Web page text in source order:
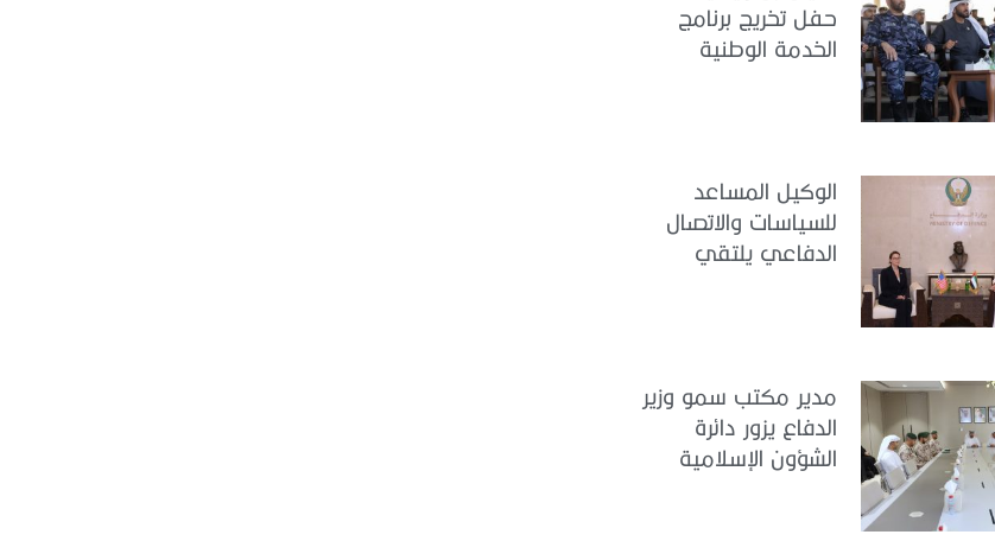
حفل تخريج برنامج
الخدمة الوطنية
الوكيل المساعد
للسياسات والاتصال
الدفاعي يلتقي
مدير مكتب سمو وزير
الدفاع يزور دائرة
الشؤون الإسلامية